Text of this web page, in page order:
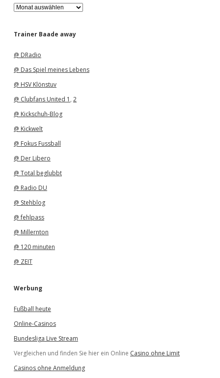
A
r
h
Trainer Baade away
@ DRadio
@ Das Spiel meines Lebens
@ HSV Klönstuv
@ Clubfans United 1 , 2
@ Kickschuh-Blog
@ Kickwelt
@ Fokus Fussball
@ Der Libero
@ Total beglubbt
@ Radio DU
@ Stehblog
@ fehlpass
@ Millernton
@ 120 minuten
@ ZEIT
Werbung
Fußball heute
Online-Casinos
Bundesliga Live Stream
Vergleichen und finden Sie hier ein Online Casino ohne Limit
Casinos ohne Anmeldung